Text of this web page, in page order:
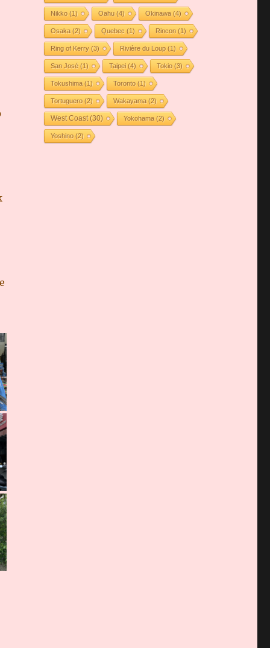
Nikko(1) Oahu(4) Okinawa(4)
Osaka(2) Quebec(1) Rincon(1)
Ring of Kerry(3) Rivière du Loup(1)
San José(1) Taipei(4) Tokio(3)
Tokushima(1) Toronto(1)
Tortuguero(2) Wakayama(2)
West Coast(30) Yokohama(2)
Yoshino(2)